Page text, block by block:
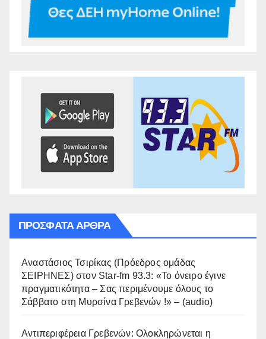
ΠΡΌΣΦΑΤΑ ΆΡΘΡΑ
Αναστάσιος Τσιρίκας (Πρόεδρος ομάδας
ΣΕΙΡΗΝΕΣ) στον Star-fm 93.3: «Το όνειρο έγινε
πραγματικότητα – Σας περιμένουμε όλους το
Σάββατο στη Μυρσίνα Γρεβενών !» – (audio)
Αντιπεριφέρεια Γρεβενών: Ολοκληρώνεται η